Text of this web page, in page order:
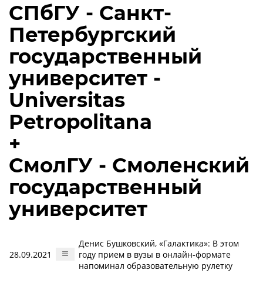
СПбГУ - Санкт-
Петербургский
государственный
университет -
Universitas
Petropolitana
+
СмолГУ - Смоленский
государственный
университет
28.09.2021
Денис Бушковский, «Галактика»: В этом
году прием в вузы в онлайн-формате
напоминал образовательную рулетку